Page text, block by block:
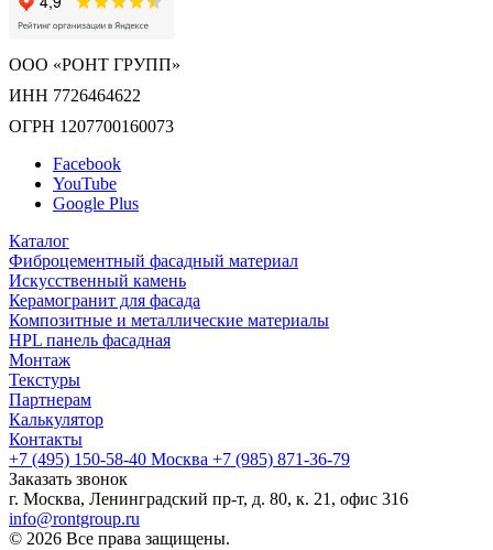
ООО «РОНТ ГРУПП»
ИНН 7726464622
ОГРН 1207700160073
Facebook
YouTube
Google Plus
Каталог
Фиброцементный фасадный материал
Искусственный камень
Керамогранит для фасада
Композитные и металлические материалы
HPL панель фасадная
Монтаж
Текстуры
Партнерам
Калькулятор
Контакты
+7 (495) 150-58-40 Москва +7 (985) 871-36-79
Заказать звонок
г. Москва, Ленинградский пр-т, д. 80, к. 21, офис 316
info@rontgroup.ru
© 2026 Все права защищены.